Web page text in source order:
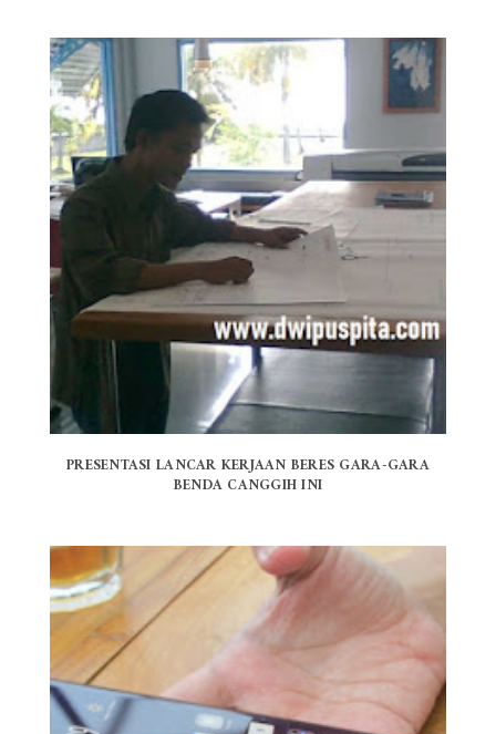
PRESENTASI LANCAR KERJAAN BERES GARA-GARA
BENDA CANGGIH INI